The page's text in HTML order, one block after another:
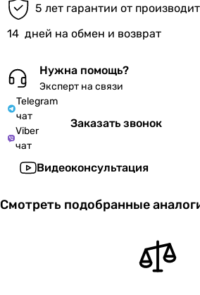
5 лет гарантии от
14 дней на обмен и возврат
Нужна помощь?
Эксперт на связи
Telegram
чат
Viber
чат
Заказать звонок
Видеоконсультация
Смотреть подобранные